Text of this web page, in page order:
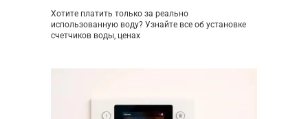
Хотите платить только за реально
использованную воду? Узнайте все об установке
счетчиков воды, ценах